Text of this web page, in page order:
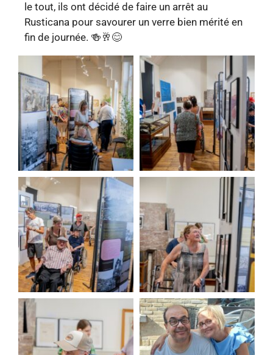
le tout, ils ont décidé de faire un arrêt au
Rusticana pour savourer un verre bien mérité en
fin de journée. 🍻🥂😊